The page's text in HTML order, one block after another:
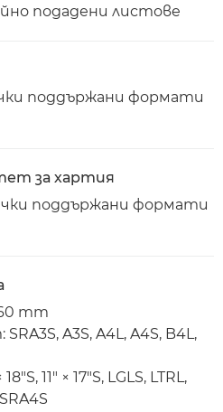
подадени листове
поддържани формати
за хартия
поддържани формати
mm
A3S, A4L, A4S, B4L,
11" × 17"S, LGLS, LTRL,